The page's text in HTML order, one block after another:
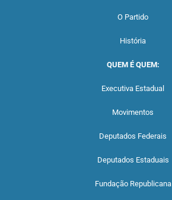
O Partido
História
QUEM É QUEM:
Executiva Estadual
Movimentos
Deputados Federais
Deputados Estaduais
Fundação Republicana